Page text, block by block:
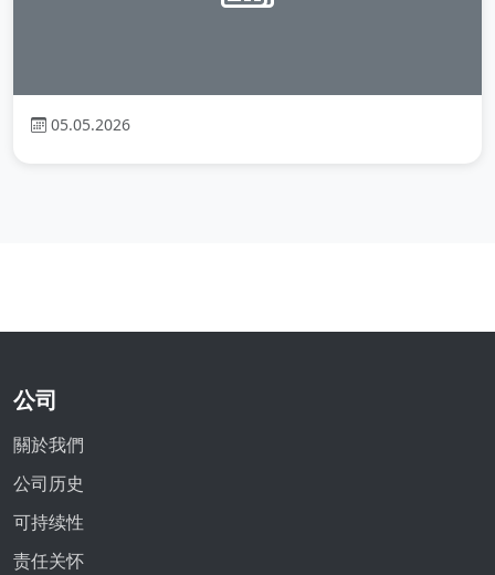
05.05.2026
公司
關於我們
公司历史
可持续性
责任关怀